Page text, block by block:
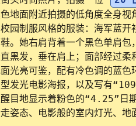
地面附近拍摄的低角度全身
园制服风格的服装：海军蓝
。她右肩背着一个黑色单肩
黑发，垂在肩上；面部经过
光亮可鉴，配有冷色调的蓝
发光电影海报，以及写有
目地显示着粉色的“4.25”日
姿态、电影般的室内灯光、地